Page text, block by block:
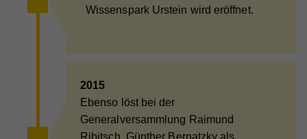
Wissenspark Urstein wird eröffnet.
2015
Ebenso löst bei der
Generalversammlung Raimund
Ribitsch, Günther Bernatzky als